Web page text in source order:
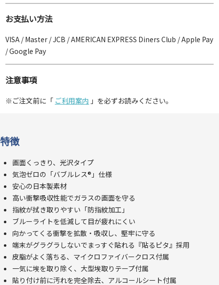
お支払い方法
VISA / Master / JCB / AMERICAN EXPRESS Diners Club / Apple Pay
/ Google Pay
注意事項
※ご注文前に「 ご利用案内 」を必ずお読みください。
特徴
画面くっきり、光沢タイプ
気泡ゼロの「バブルレス®」仕様
安心の日本製素材
高い衝撃吸収性能でガラスの画面を守る
指紋が拭き取りやすい「防指紋加工」
ブルーライトを低減して目が疲れにくい
向かってくる衝撃を拡散・吸収し、堅牢に守る
端末がグラグラしないでまっすぐ貼れる『貼るピタ』採用
皮脂がよく落ちる、マイクロファイバークロス付属
一気に埃を取り除く、大型埃取りテープ付属
貼り付け前に汚れを完全除去、アルコールシート付属